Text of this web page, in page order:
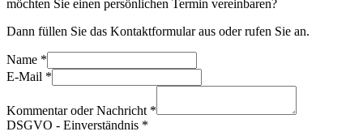
möchten Sie einen persönlichen Termin vereinbaren?
Dann füllen Sie das Kontaktformular aus oder rufen Sie an.
Name *
E-Mail *
Kommentar oder Nachricht *
DSGVO - Einverständnis *